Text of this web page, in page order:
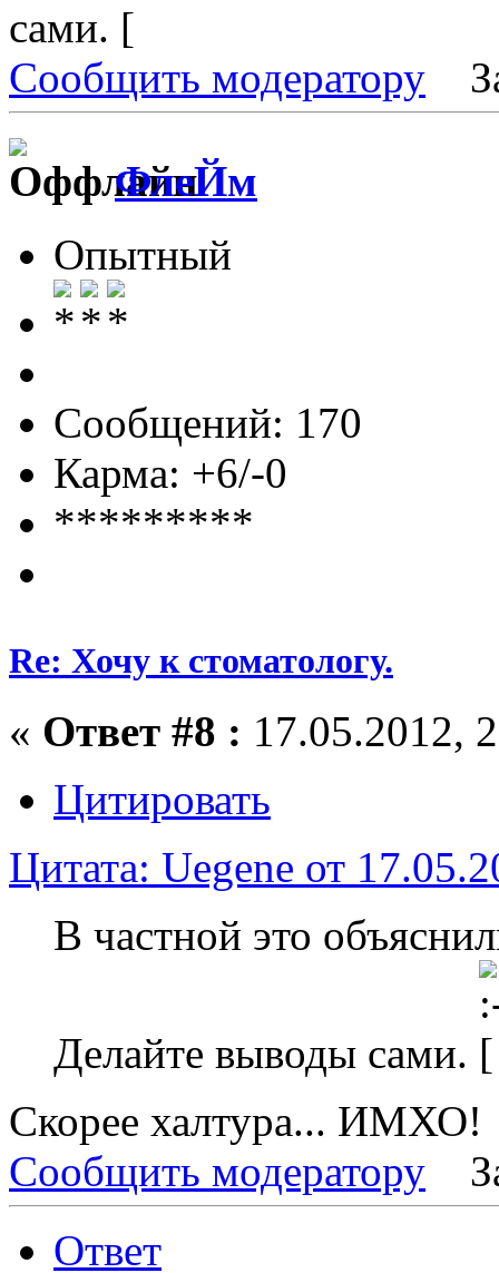
сами.
Сообщить модератору
ФлеЙм
Опытный
Сообщений: 170
Карма: +6/-0
*********
Re: Хочу к стоматологу.
« Ответ #8 : 17.05.2012,
Цитировать
Цитата: Uegene от
В частной это
Делайте выводы сами.
Скорее халтура... ИМХО!
Сообщить модератору
Ответ